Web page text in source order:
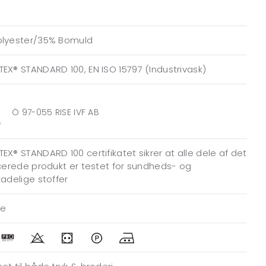
35% Bomuld
STANDARD 100, EN ISO 15797 (Industrivask)
Ö 97-055 RISE IVF AB
STANDARD 100 certifikatet sikrer at alle dele af det
produkt er testet for sundheds- og
stoffer